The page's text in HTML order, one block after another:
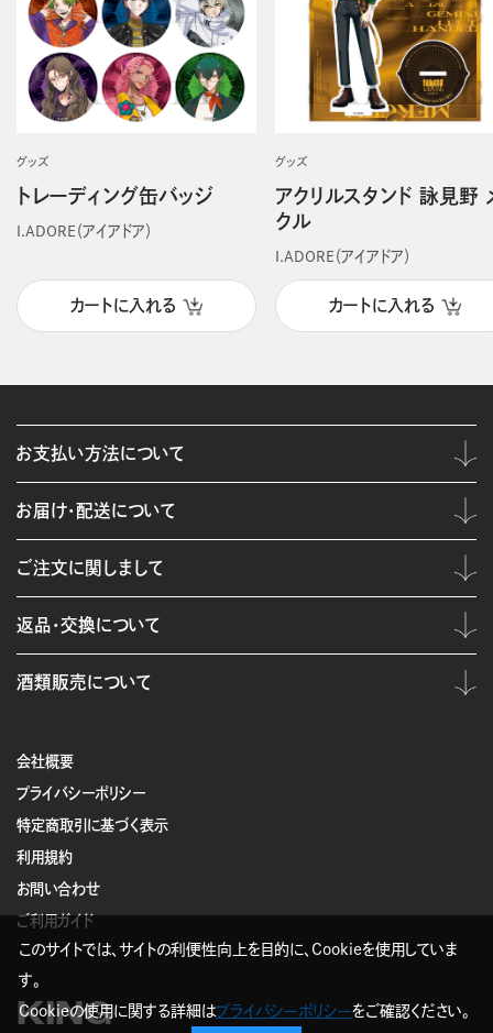
グッズ
トレーディング缶バッジ
I.ADORE（アイアドア）
カートに入れる
グッズ
アクリルスタンド 詠見野
クル
I.ADORE（アイアドア）
カートに入れる
会社概要
プライバシーポリシー
特定商取引に基づく表示
利用規約
お問い合わせ
ご利用ガイド
KING
お支払い方法について
お届け・配送について
ご注文に関しまして
返品・交換について
酒類販売について
このサイトでは、サイトの利便性向上を目的に、Cookieを使用していま
す。
Cookieの使用に関する詳細はプライバシーポリシーをご確認ください。